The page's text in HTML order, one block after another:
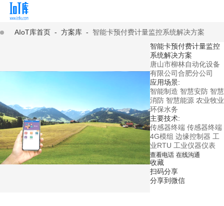
AIoT库首页 - 方案库 - 智能卡预付费计量监控系统解决方案
智能卡预付费计量监控
系统解决方案
唐山市柳林自动化设备
有限公司合肥分公司
应用场景:
智能制造 智慧安防 智慧
消防 智慧能源 农业牧业
环保水务
主要技术:
传感器终端 传感器终端
4G模组 边缘控制器 工
业RTU 工业仪器仪表
查看电话 在线沟通
收藏
扫码分享
分享到微信